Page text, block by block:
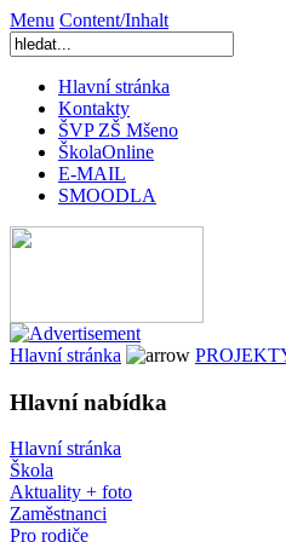
Menu Content/Inhalt
Hlavní stránka
Kontakty
ŠVP ZŠ Mšeno
ŠkolaOnline
E-MAIL
SMOODLA
Hlavní stránka
Hlavní nabídka
Hlavní stránka
Škola
Aktuality + foto
Zaměstnanci
Pro rodiče